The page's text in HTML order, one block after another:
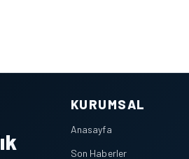
KURUMSAL
Anasayfa
Son Haberler